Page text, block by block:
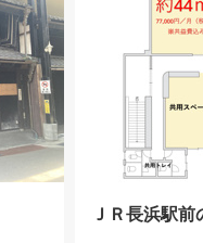
ＪＲ長浜駅前